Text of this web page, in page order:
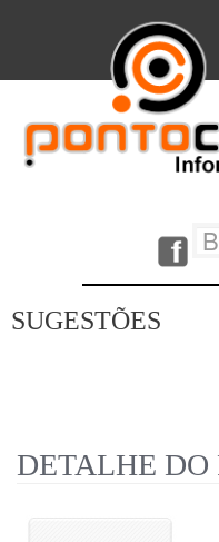
SUGESTÕES
DETALHE DO